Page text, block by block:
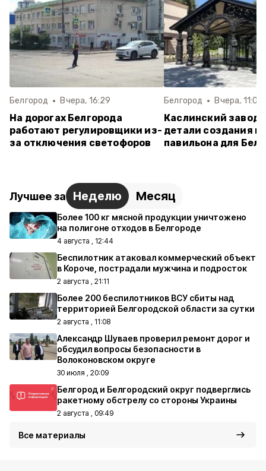
Белгород Вчера, 16:29
На дорогах Белгорода
работают регулировщики из-
за отключения светофоров
Белгород Вчера, 11:03
Каслинский завод
детали создания
павильона для
Лучшее за Неделю Месяц
Более 100 кг мясной продукции уничтожено
на полигоне отходов в Белгороде
4 августа , 12:44
Беспилотник атаковал коммерческий объект
в Короче, пострадали мужчина и подросток
2 августа , 21:11
Более 200 беспилотников ВСУ сбиты над
территорией Белгородской области за сутки
2 августа , 11:08
Александр Шуваев проверил ремонт дорог и
обсудил вопросы безопасности в
Волоконовском округе
30 июля , 20:09
Белгород и Белгородский округ подверглись
ракетному обстрелу со стороны Украины
2 августа , 09:49
Все материалы